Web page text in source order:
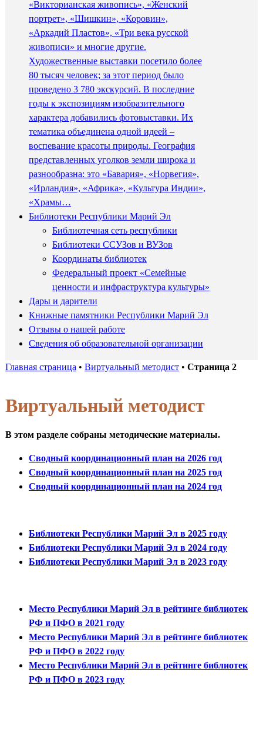
«Викторианская живопись», «Женский
портрет», «Шишкин», «Коровин»,
«Аркадий Пластов», «Три века русской
живописи» и многие другие.
Художественные выставки посетило более
80 тысяч человек; за этот период было
проведено 3 780 экскурсий. В последние
годы к экспозициям изобразительного
характера добавились фотовыставки. Их
тематика объединена одной идеей –
воспевание красоты природы. География
представленных уголков земли широка и
разнообразна: это «Бавария», «Норвегия»,
«Ирландия», «Африка», «Культура Индии»,
«Храмы…
Библиотеки Республики Марий Эл
Библиотечная сеть республики
Библиотеки ССУЗов и ВУЗов
Координаты библиотек
Федеральный проект «Семейные
ценности и инфраструктура культуры»
Дары и дарители
Книжные памятники Республики Марий Эл
Отзывы о нашей работе
Сведения об образовательной организации
Главная страница • Виртуальный методист• Страница 2
Виртуальный методист
В этом разделе собраны методические материалы.
Сводный координационный план на 2026 год
Сводный координационный план на 2025 год
Сводный координационный план на 2024 год
Библиотеки Республики Марий Эл в 2025 году
Библиотеки Республики Марий Эл в 2024 году
Библиотеки Республики Марий Эл в 2023 году
Место Республики Марий Эл в рейтинге библиотек
РФ и ПФО в 2021 году
Место Республики Марий Эл в рейтинге библиотек
РФ и ПФО в 2022 году
Место Республики Марий Эл в рейтинге библиотек
РФ и ПФО в 2023 году